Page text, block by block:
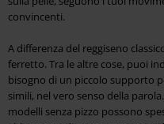
convincenti.
A differenza del reggiseno
ferretto. Tra le altre cose, puoi
bisogno di un piccolo supporto
simili, nel vero senso della
modelli senza pizzo possono